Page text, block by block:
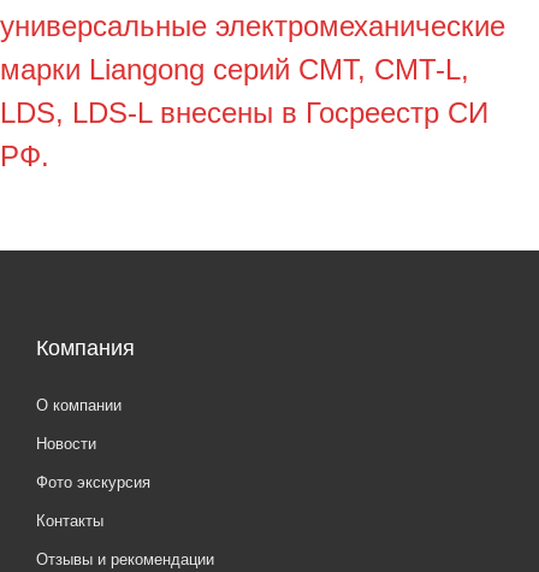
универсальные электромеханические
марки Liangong серий CMT, CMT-L,
LDS, LDS-L внесены в Госреестр СИ
РФ.
Компания
О компании
Новости
Фото экскурсия
Контакты
Отзывы и рекомендации